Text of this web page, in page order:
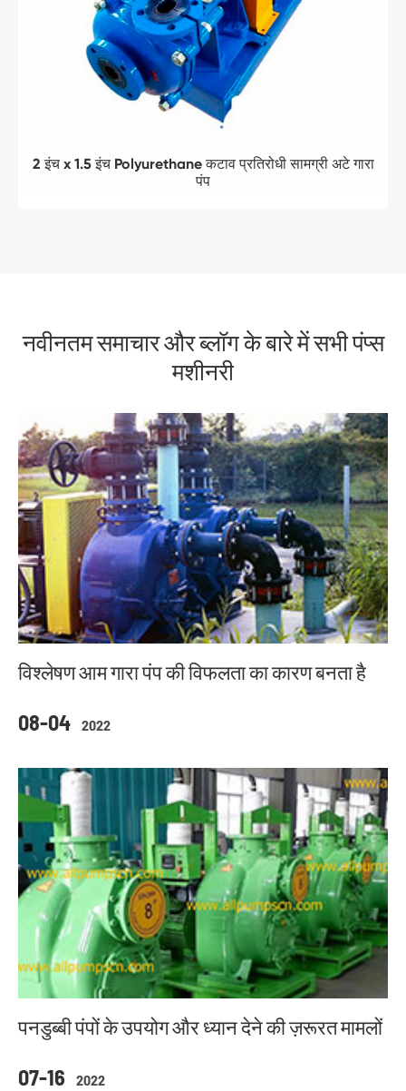
2 इंच x 1.5 इंच Polyurethane कटाव प्रतिरोधी सामग्री अटे गारा
पंप
नवीनतम समाचार और ब्लॉग के बारे में सभी पंप्स
मशीनरी
08-04 2022
विश्लेषण आम गारा पंप की विफलता का कारण बनता है
07-16 2022
पनडुब्बी पंपों के उपयोग और ध्यान देने की ज़रूरत मामलों